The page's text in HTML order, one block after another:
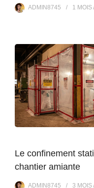
ADMIN8745 1 MOIS
Le confinement
chantier amiante
ADMIN8745 3 MOIS